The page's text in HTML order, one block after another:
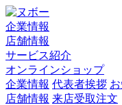
企業情報
店舗情報
サービス紹介
オンラインショップ
企業情報 代表者挨拶
店舗情報 来店受取注文